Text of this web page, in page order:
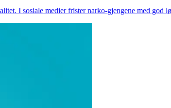
I sosiale medier frister narko-gjengene med god